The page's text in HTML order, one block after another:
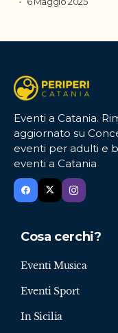
Eventi a Catania.
aggiornato su
eventi per adulti e
eventi a Catania
Cosa cerchi?
Eventi Musica
Eventi Sport
In Sicilia